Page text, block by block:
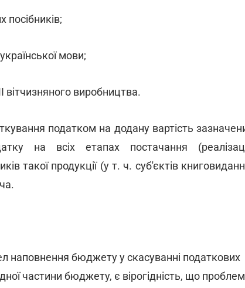
посібників;
мови;
виробництва.
податком на додану вартість
на всіх етапах постачання
такої продукції (у т. ч. суб'єктів
наповнення бюджету у скасуванні податкових
частини бюджету, є вірогідність, що